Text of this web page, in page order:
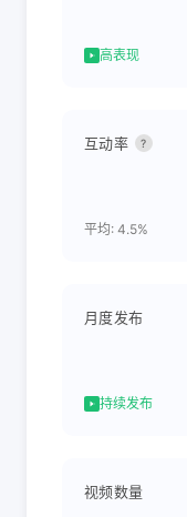
高表现
互动率 ?
平均: 4.5%
月度发布
持续发布
视频数量